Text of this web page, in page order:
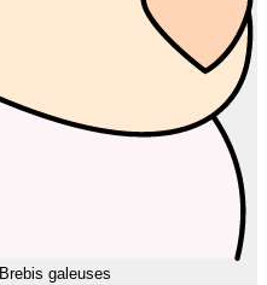
Brebis galeuses